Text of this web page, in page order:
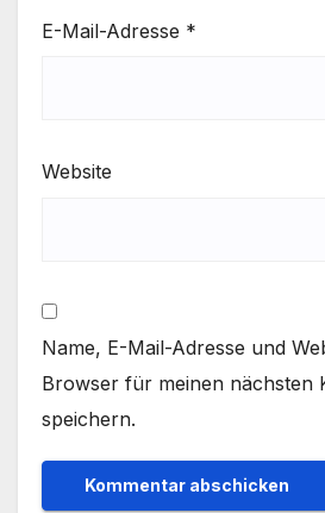
E-Mail-Adresse *
Website
Name, E-Mail-Adresse und
Browser für meinen nächsten
speichern.